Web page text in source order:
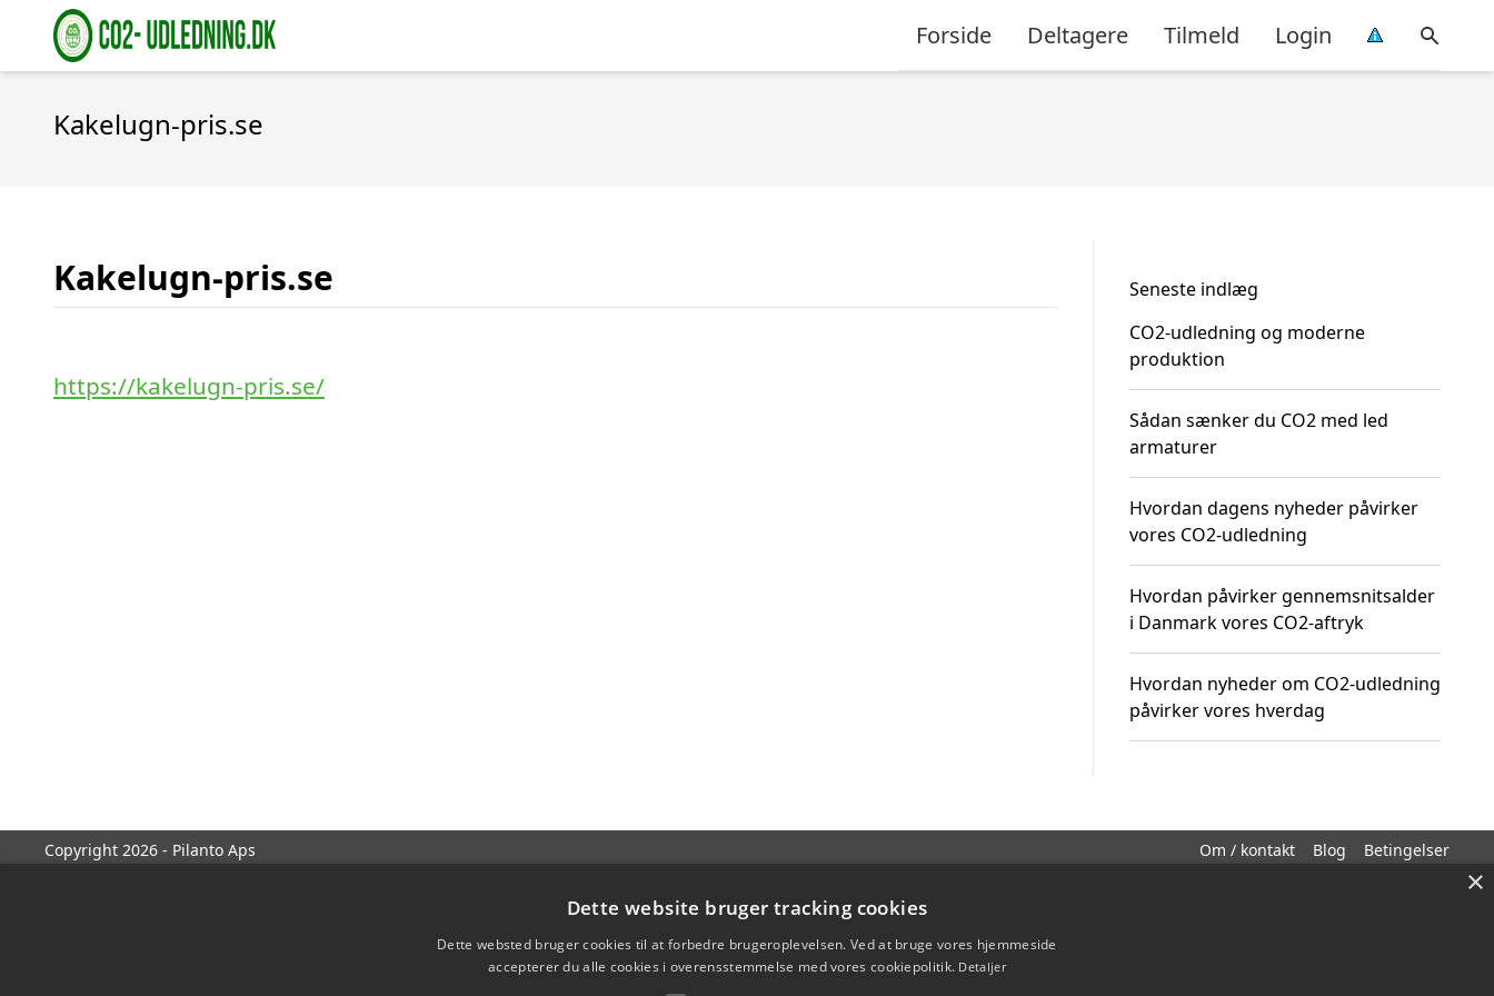
Forside Deltagere Tilmeld Login
Kakelugn-pris.se
Kakelugn-pris.se
https://kakelugn-pris.se/
Seneste indlæg
CO2-udledning og moderne
produktion
Sådan sænker du CO2 med led
armaturer
Hvordan dagens nyheder påvirker
vores CO2-udledning
Hvordan påvirker gennemsnitsalder
i Danmark vores CO2-aftryk
Hvordan nyheder om CO2-udledning
påvirker vores hverdag
Copyright 2026 - Pilanto Aps Om / kontakt Blog Betingelser
×
Dette website bruger tracking cookies
Dette websted bruger cookies til at forbedre brugeroplevelsen. Ved at bruge vores hjemmeside
accepterer du alle cookies i overensstemmelse med vores cookiepolitik. Detaljer